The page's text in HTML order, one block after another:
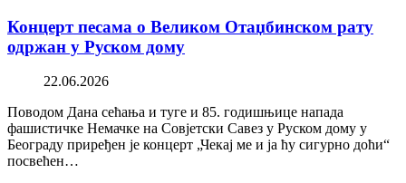
Концерт песама о Великом Отаџбинском рату
одржан у Руском дому
22.06.2026
Поводом Дана сећања и туге и 85. годишњице напада
фашистичке Немачке на Совјетски Савез у Руском дому у
Београду приређен је концерт „Чекај ме и ја ћу сигурно доћи“
посвећен…